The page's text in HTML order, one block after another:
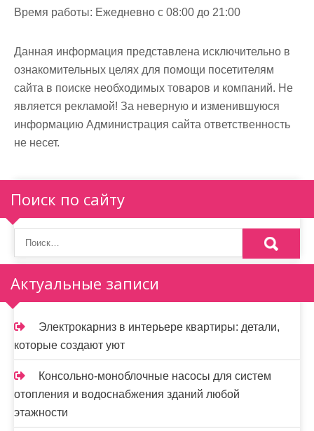
Время работы: Ежедневно с 08:00 до 21:00
Данная информация представлена исключительно в
ознакомительных целях для помощи посетителям
сайта в поиске необходимых товаров и компаний. Не
является рекламой! За неверную и изменившуюся
информацию Администрация сайта ответственность
не несет.
Поиск по сайту
Актуальные записи
Электрокарниз в интерьере квартиры: детали,
которые создают уют
Консольно-моноблочные насосы для систем
отопления и водоснабжения зданий любой
этажности